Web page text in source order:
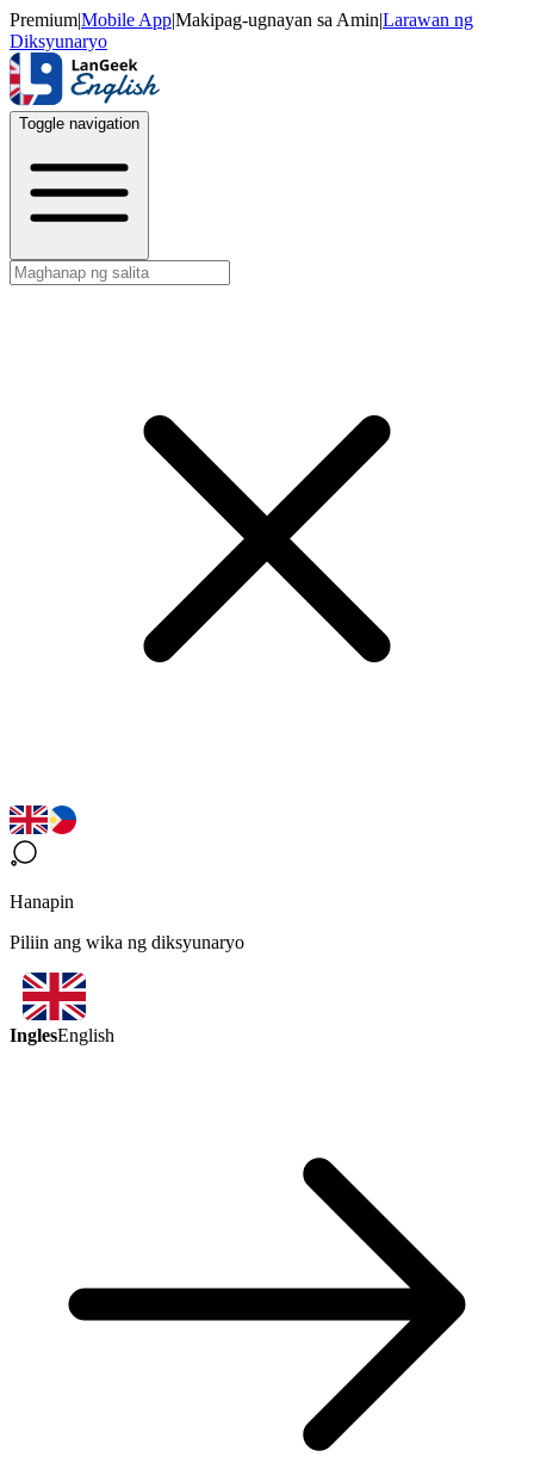
Premium|Mobile App|Makipag-ugnayan sa Amin|Larawan ng
Diksyunaryo
Toggle navigation
Hanapin
Piliin ang wika ng diksyunaryo
InglesEnglish